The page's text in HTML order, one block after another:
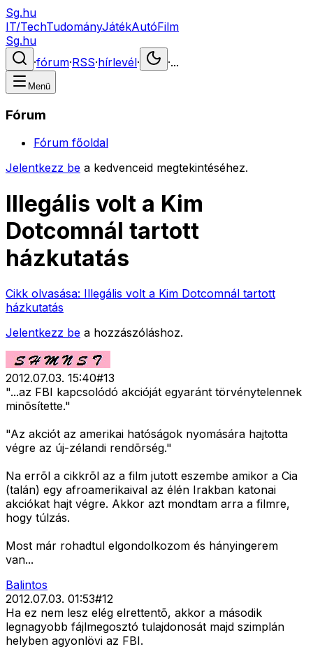
Sg.hu
IT/TechTudományJátékAutóFilm
Sg.hu
·fórum·RSS·hírlevél· ·...
Menü
Fórum
Fórum főoldal
Jelentkezz be a kedvenceid megtekintéséhez.
Illegális volt a Kim
Dotcomnál tartott
házkutatás
Cikk olvasása: Illegális volt a Kim Dotcomnál tartott
házkutatás
Jelentkezz be a hozzászóláshoz.
2012.07.03. 15:40#13
"...az FBI kapcsolódó akcióját egyaránt törvénytelennek
minõsítette."
"Az akciót az amerikai hatóságok nyomására hajtotta
végre az új-zélandi rendõrség."
Na errõl a cikkrõl az a film jutott eszembe amikor a Cia
(talán) egy afroamerikaival az élén Irakban katonai
akciókat hajt végre. Akkor azt mondtam arra a filmre,
hogy túlzás.
Most már rohadtul elgondolkozom és hányingerem
van...
Balintos
2012.07.03. 01:53#12
Ha ez nem lesz elég elrettentõ, akkor a második
legnagyobb fájlmegosztó tulajdonosát majd szimplán
helyben agyonlövi az FBI.